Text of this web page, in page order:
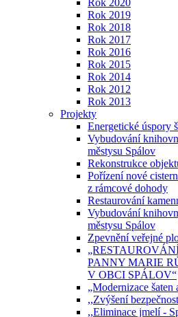
Rok 2020
Rok 2019
Rok 2018
Rok 2017
Rok 2016
Rok 2015
Rok 2014
Rok 2012
Rok 2013
Projekty
Energetické úspory
Vybudování
městysu Spálov
Rekonstrukce
Pořízení nové
z rámcové dohody
Restaurování
Vybudování
městysu Spálov
Zpevnění veřejné
PANNY MARIE
V OBCI SPÁLOV“
„Modernizace
,,Zvýšení
,,Eliminace jmelí -